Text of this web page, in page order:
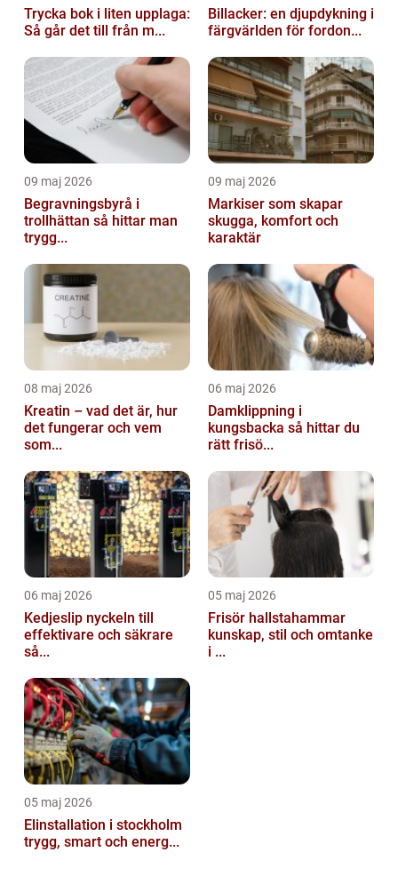
Trycka bok i liten upplaga:
Så går det till från m...
Billacker: en djupdykning i
färgvärlden för fordon...
09 maj 2026
Begravningsbyrå i
trollhättan så hittar man
trygg...
09 maj 2026
Markiser som skapar
skugga, komfort och
karaktär
08 maj 2026
Kreatin – vad det är, hur
det fungerar och vem
som...
06 maj 2026
Damklippning i
kungsbacka så hittar du
rätt frisö...
06 maj 2026
Kedjeslip nyckeln till
effektivare och säkrare
så...
05 maj 2026
Frisör hallstahammar
kunskap, stil och omtanke
i ...
05 maj 2026
Elinstallation i stockholm
trygg, smart och energ...